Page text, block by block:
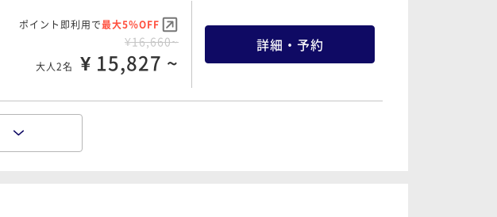
¥ 24,358 ~
ポイント即利用で最大5％OFF
¥16,660~
大人2名 ¥ 15,827 ~
詳細・予約
ポイント即利用で